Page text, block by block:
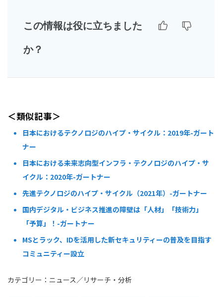
この情報は役に立ちました
か？
＜類似記事＞
日本におけるテクノロジのハイプ・サイクル：2019年-ガート
ナー
日本における未来志向型インフラ・テクノロジのハイプ・サ
イクル：2020年-ガートナー
先進テクノロジのハイプ・サイクル（2021年）-ガートナー
国内デジタル・ビジネス推進の障壁は「人材」「技術力」
「予算」！-ガートナー
MSとラック、IDを活用した新セキュリティーの普及を目指す
コミュニティー設立
カテゴリー： ニュース ／リサーチ・分析